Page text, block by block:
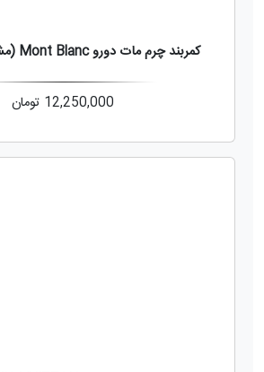
کمربند چرم مات دورو Mont Blanc (مشکی/قهوه ای)
12,250,000 تومان